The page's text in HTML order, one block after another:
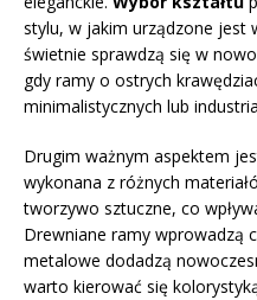
stylu, w jakim urządzone jest
świetnie sprawdzą się w
gdy ramy o ostrych
minimalistycznych lub
Drugim ważnym aspektem
wykonana z różnych
tworzywo sztuczne, co
Drewniane ramy wprowadzą
metalowe dodadzą
warto kierować się